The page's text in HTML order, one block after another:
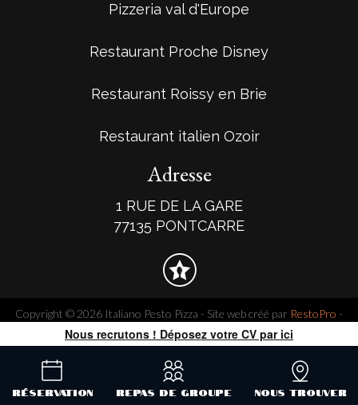
Pizzeria val d'Europe
Restaurant Proche Disney
Restaurant Roissy en Brie
Restaurant italien Ozoir
Adresse
1 RUE DE LA GARE
77135 PONTCARRE
Copyright © 2026 Italiano Pesto Pizza - Site web créé par RestoPro -
mentions légales
Nous recrutons ! Déposez votre CV par ici
Réservation Repas De Groupe Nous Trouver